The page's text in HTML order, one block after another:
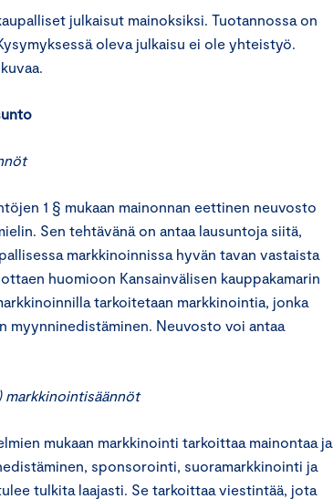
julkaisut mainoksiksi. Tuotannossa on
oleva julkaisu ei ole yhteistyö.
1 § mukaan mainonnan eettinen neuvosto
Sen tehtävänä on antaa lausuntoja siitä,
markkinoinnissa hyvän tavan vastaista
huomioon Kansainvälisen kauppakamarin
tarkoitetaan markkinointia, jonka
myynninedistäminen. Neuvosto voi antaa
markkinointisäännöt
mukaan markkinointi tarkoittaa mainontaa ja
sponsorointi, suoramarkkinointi ja
tulkita laajasti. Se tarkoittaa viestintää, jota